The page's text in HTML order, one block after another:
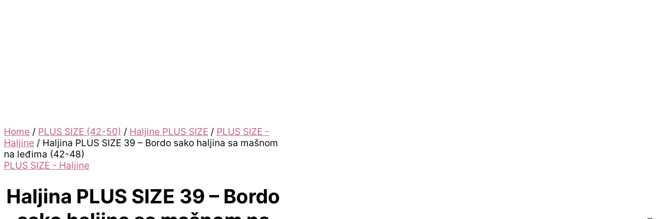
Home / PLUS SIZE (42-50) / Haljine PLUS SIZE / PLUS SIZE -
Haljine / Haljina PLUS SIZE 39 – Bordo sako haljina sa mašnom
na leđima (42-48)
PLUS SIZE - Haljine
Haljina PLUS SIZE 39 – Bordo